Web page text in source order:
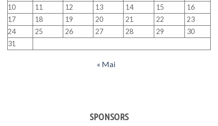
10
11 12 13 14 15
16
17
18 19 20 21 22
23
24
25 26 27 28 29
30
31
« Mai
SPONSORS